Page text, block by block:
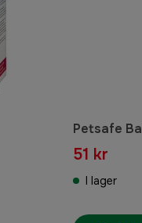
Petsafe
51 kr
I lager